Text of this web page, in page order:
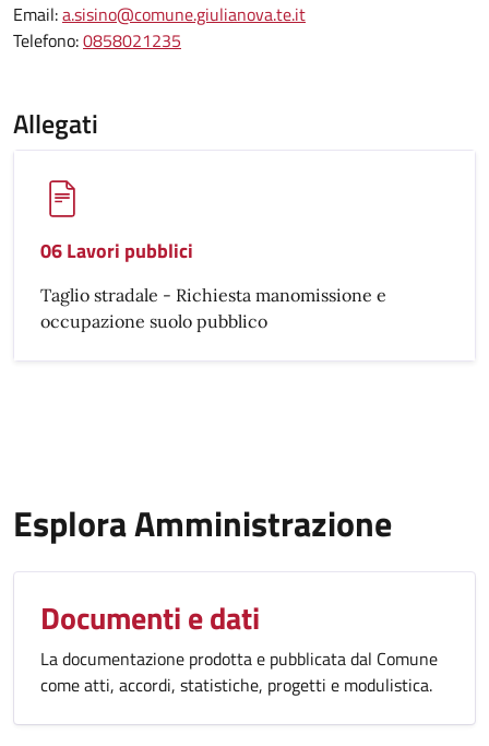
Email:a.sisino@comune.giulianova.te.it
Telefono:0858021235
Allegati
06 Lavori pubblici
Taglio stradale - Richiesta manomissione e
occupazione suolo pubblico
Esplora Amministrazione
Documenti e dati
La documentazione prodotta e pubblicata dal Comune
come atti, accordi, statistiche, progetti e modulistica.